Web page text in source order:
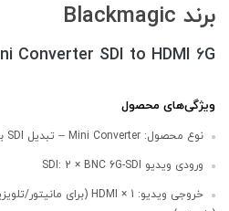
برند Blackmagic
Converter SDI to HDMI 6G
ویژگی‌های محصول
نوع محصول: Mini Converter – تبدیل SDI به HDMI با پشتیبانی 6G-...
ورودی ویدیو SDI: 2 × BNC 6G-SDI